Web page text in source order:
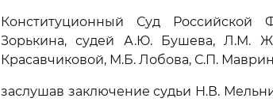
Конституционный Суд Российской
Зорькина, судей А.Ю. Бушева, Л.М.
Красавчиковой, М.Б. Лобова, С.П.
заслушав заключение судьи Н.В.